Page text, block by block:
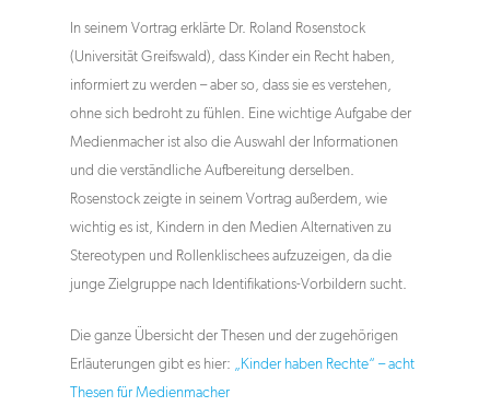
In seinem Vortrag erklärte Dr. Roland Rosenstock
(Universität Greifswald), dass Kinder ein Recht haben,
informiert zu werden – aber so, dass sie es verstehen,
ohne sich bedroht zu fühlen. Eine wichtige Aufgabe der
Medienmacher ist also die Auswahl der Informationen
und die verständliche Aufbereitung derselben.
Rosenstock zeigte in seinem Vortrag außerdem, wie
wichtig es ist, Kindern in den Medien Alternativen zu
Stereotypen und Rollenklischees aufzuzeigen, da die
junge Zielgruppe nach Identifikations-Vorbildern sucht.
Die ganze Übersicht der Thesen und der zugehörigen
Erläuterungen gibt es hier: „Kinder haben Rechte“ – acht
Thesen für Medienmacher